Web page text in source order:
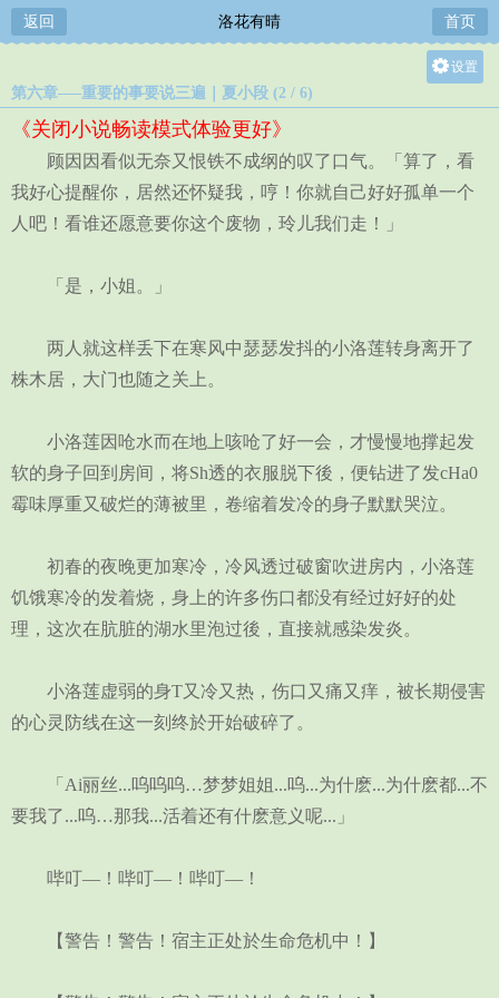
返回 洛花有晴 首页
设置
中
小
第六章—–重要的事要说三遍｜夏小段 (2 / 6)
《关闭小说畅读模式体验更好》
顾因因看似无奈又恨铁不成纲的叹了口气。「算了，看
我好心提醒你，居然还怀疑我，哼！你就自己好好孤单一个
人吧！看谁还愿意要你这个废物，玲儿我们走！」
「是，小姐。」
两人就这样丢下在寒风中瑟瑟发抖的小洛莲转身离开了
株木居，大门也随之关上。
小洛莲因呛水而在地上咳呛了好一会，才慢慢地撑起发
软的身子回到房间，将Sh透的衣服脱下後，便钻进了发cHa0
霉味厚重又破烂的薄被里，卷缩着发冷的身子默默哭泣。
初春的夜晚更加寒冷，冷风透过破窗吹进房内，小洛莲
饥饿寒冷的发着烧，身上的许多伤口都没有经过好好的处
理，这次在肮脏的湖水里泡过後，直接就感染发炎。
小洛莲虚弱的身T又冷又热，伤口又痛又痒，被长期侵害
的心灵防线在这一刻终於开始破碎了。
「Ai丽丝...呜呜呜…梦梦姐姐...呜...为什麽...为什麽都...不
要我了...呜…那我...活着还有什麽意义呢...」
哔叮—！哔叮—！哔叮—！
【警告！警告！宿主正处於生命危机中！】